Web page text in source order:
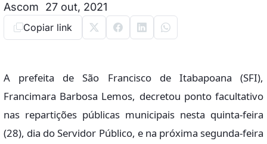
Ascom 27 out, 2021
Copiar link
A prefeita de São Francisco de Itabapoana (SFI),
Francimara Barbosa Lemos, decretou ponto facultativo
nas repartições públicas municipais nesta quinta-feira
(28), dia do Servidor Público, e na próxima segunda-feira